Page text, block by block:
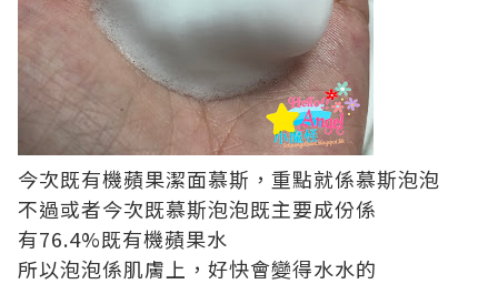
今次既有機蘋果潔面慕斯，重點就係慕斯泡泡
不過或者今次既慕斯泡泡既主要成份係
有76.4%既有機蘋果水
所以泡泡係肌膚上，好快會變得水水的